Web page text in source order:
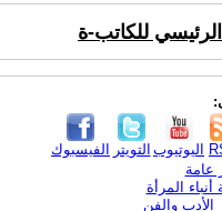
الرئيسي للكاتب-ة
الفيسبوك التويتر اليوتيوب
عامة
أنباء المرأة
الأدب والفن